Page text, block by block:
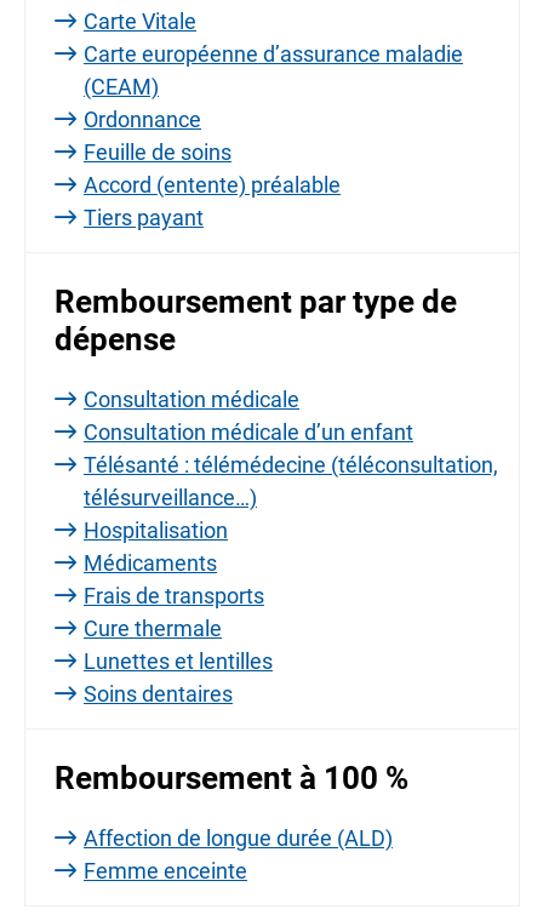
Carte Vitale
Carte européenne d’assurance maladie
(CEAM)
Ordonnance
Feuille de soins
Accord (entente) préalable
Tiers payant
Remboursement par type de
dépense
Consultation médicale
Consultation médicale d’un enfant
Télésanté : télémédecine (téléconsultation,
télésurveillance…)
Hospitalisation
Médicaments
Frais de transports
Cure thermale
Lunettes et lentilles
Soins dentaires
Remboursement à 100 %
Affection de longue durée (ALD)
Femme enceinte